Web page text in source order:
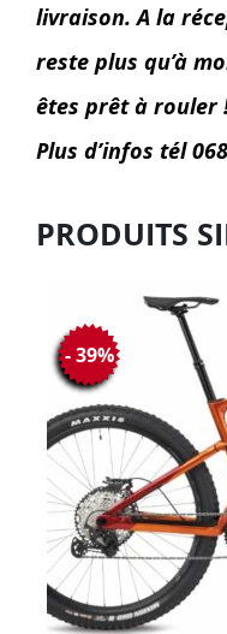
livraison. A la
reste plus qu’à
êtes prêt à rouler
Plus d’infos tél
PRODUITS
- 39%